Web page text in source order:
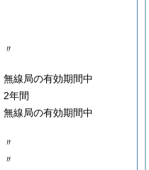
〃
無線局の有効期間中
2年間
無線局の有効期間中
〃
〃